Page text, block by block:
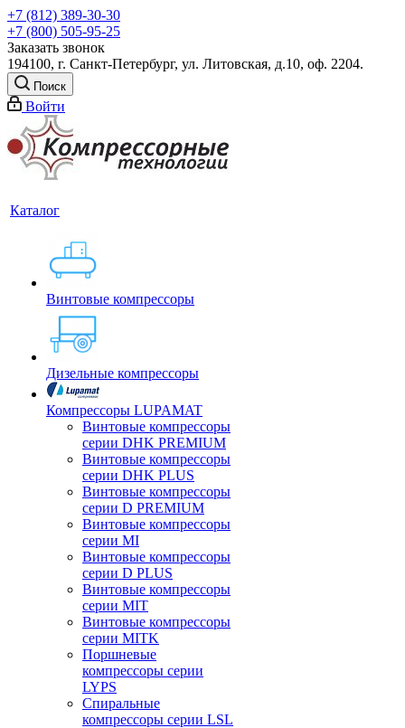
+7 (812) 389-30-30
+7 (800) 505-95-25
Заказать звонок
194100, г. Санкт-Петербург, ул. Литовская, д.10, оф. 2204.
Поиск
Войти
Каталог
Винтовые компрессоры
Дизельные компрессоры
Компрессоры LUPAMAT
Винтовые компрессоры
серии DHK PREMIUM
Винтовые компрессоры
серии DHK PLUS
Винтовые компрессоры
серии D PREMIUM
Винтовые компрессоры
серии MI
Винтовые компрессоры
серии D PLUS
Винтовые компрессоры
серии MIT
Винтовые компрессоры
серии MITK
Поршневые
компрессоры серии
LYPS
Спиральные
компрессоры серии LSL